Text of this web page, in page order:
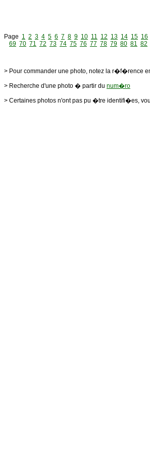
Page 1 2 3 4 5 6 7 8 9 10 11 12 13 14 15 16
69 70 71 72 73 74 75 76 77 78 79 80 81 82
> Pour commander une photo, notez la r�f�rence
> Recherche d'une photo � partir du num�ro
> Certaines photos n'ont pas pu �tre identifi�es,